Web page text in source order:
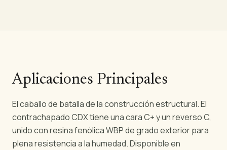
Aplicaciones Principales
El caballo de batalla de la construcción estructural. El
contrachapado CDX tiene una cara C+ y un reverso C,
unido con resina fenólica WBP de grado exterior para
plena resistencia a la humedad. Disponible en